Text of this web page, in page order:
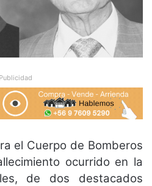
Publicidad
el Cuerpo de Bomberos
ocurrido en la
de dos destacados